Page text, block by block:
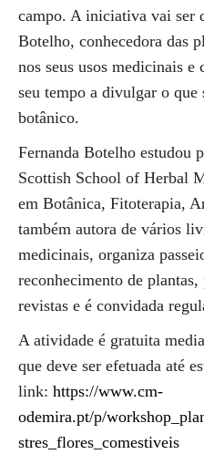
campo. A iniciativa vai ser
Botelho, conhecedora das
nos seus usos medicinais
seu tempo a divulgar o que
botânico.
Fernanda Botelho estudou
Scottish School of Herbal
em Botânica, Fitoterapia,
também autora de vários
medicinais, organiza
reconhecimento de
revistas e é convidada
A atividade é gratuita
que deve ser efetuada até
link: https://www.cm-
odemira.pt/p/
stres_flores_comestiveis